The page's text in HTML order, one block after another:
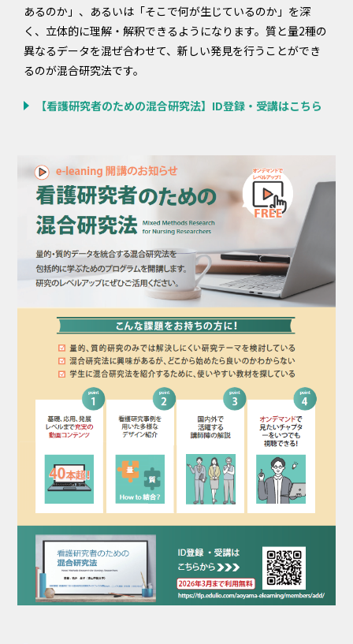
あるのか」、あるいは「そこで何が生じているのか」を深
く、立体的に理解・解釈できるようになります。質と量2種の
異なるデータを混ぜ合わせて、新しい発見を行うことができ
るのが混合研究法です。
【看護研究者のための混合研究法】ID登録・受講はこちら